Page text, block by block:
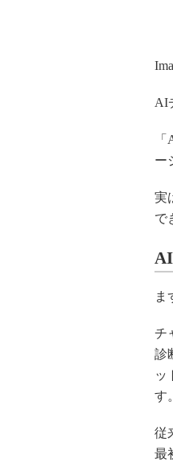
AI
ー
実
で
ま
チ
診
ッ
す。
従
最